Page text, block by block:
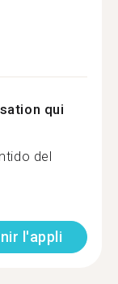
qui
del
l'appli